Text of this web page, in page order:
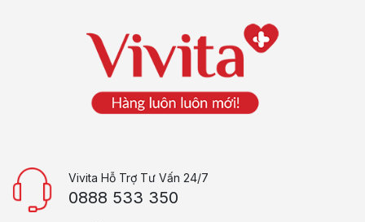
Vivita Hỗ Trợ Tư Vấn 24/7
0888 533 350